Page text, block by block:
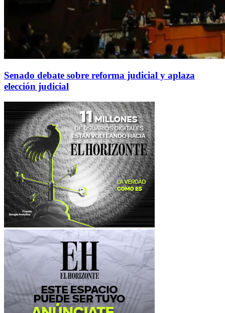
Senado debate sobre reforma judicial y aplaza
elección judicial